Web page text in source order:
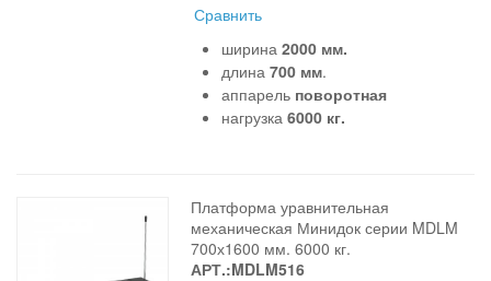
Сравнить
ширина2000 мм.
длина700 мм.
аппарель поворотная
нагрузка6000 кг.
Платформа уравнительная
механическая Минидок серии MDLM
700х1600 мм. 6000 кг.
АРТ.:MDLM516